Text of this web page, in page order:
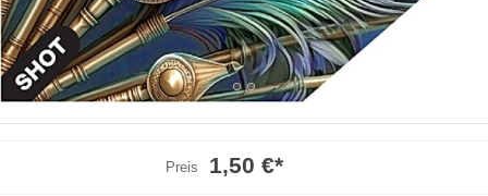
Preis 1,50 €*